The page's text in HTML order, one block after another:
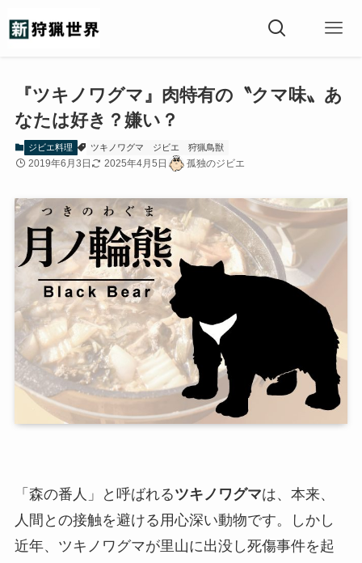
『ツキノワグマ』肉特有の〝クマ味〟あ
なたは好き？嫌い？
ジビエ料理 ツキノワグマ ジビエ 狩猟鳥獣
2019年6月3日 2025年4月5日 孤独のジビエ
「森の番人」と呼ばれるツキノワグマは、本来、
人間との接触を避ける用心深い動物です。しかし
近年、ツキノワグマが里山に出没し死傷事件を起